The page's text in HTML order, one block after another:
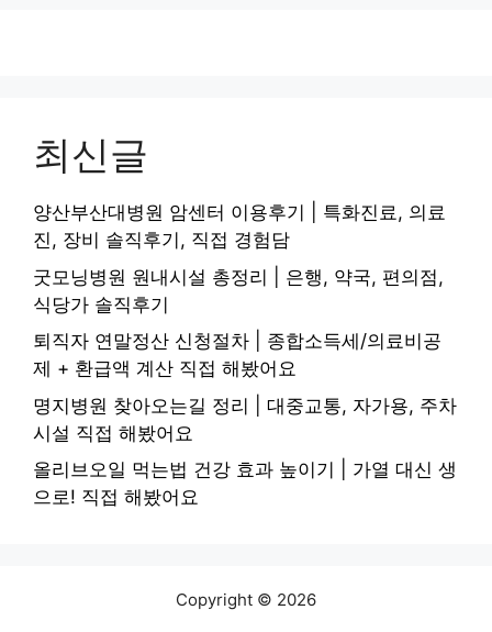
최신글
양산부산대병원 암센터 이용후기 | 특화진료, 의료
진, 장비 솔직후기, 직접 경험담
굿모닝병원 원내시설 총정리 | 은행, 약국, 편의점,
식당가 솔직후기
퇴직자 연말정산 신청절차 | 종합소득세/의료비공
제 + 환급액 계산 직접 해봤어요
명지병원 찾아오는길 정리 | 대중교통, 자가용, 주차
시설 직접 해봤어요
올리브오일 먹는법 건강 효과 높이기 | 가열 대신 생
으로! 직접 해봤어요
Copyright © 2026